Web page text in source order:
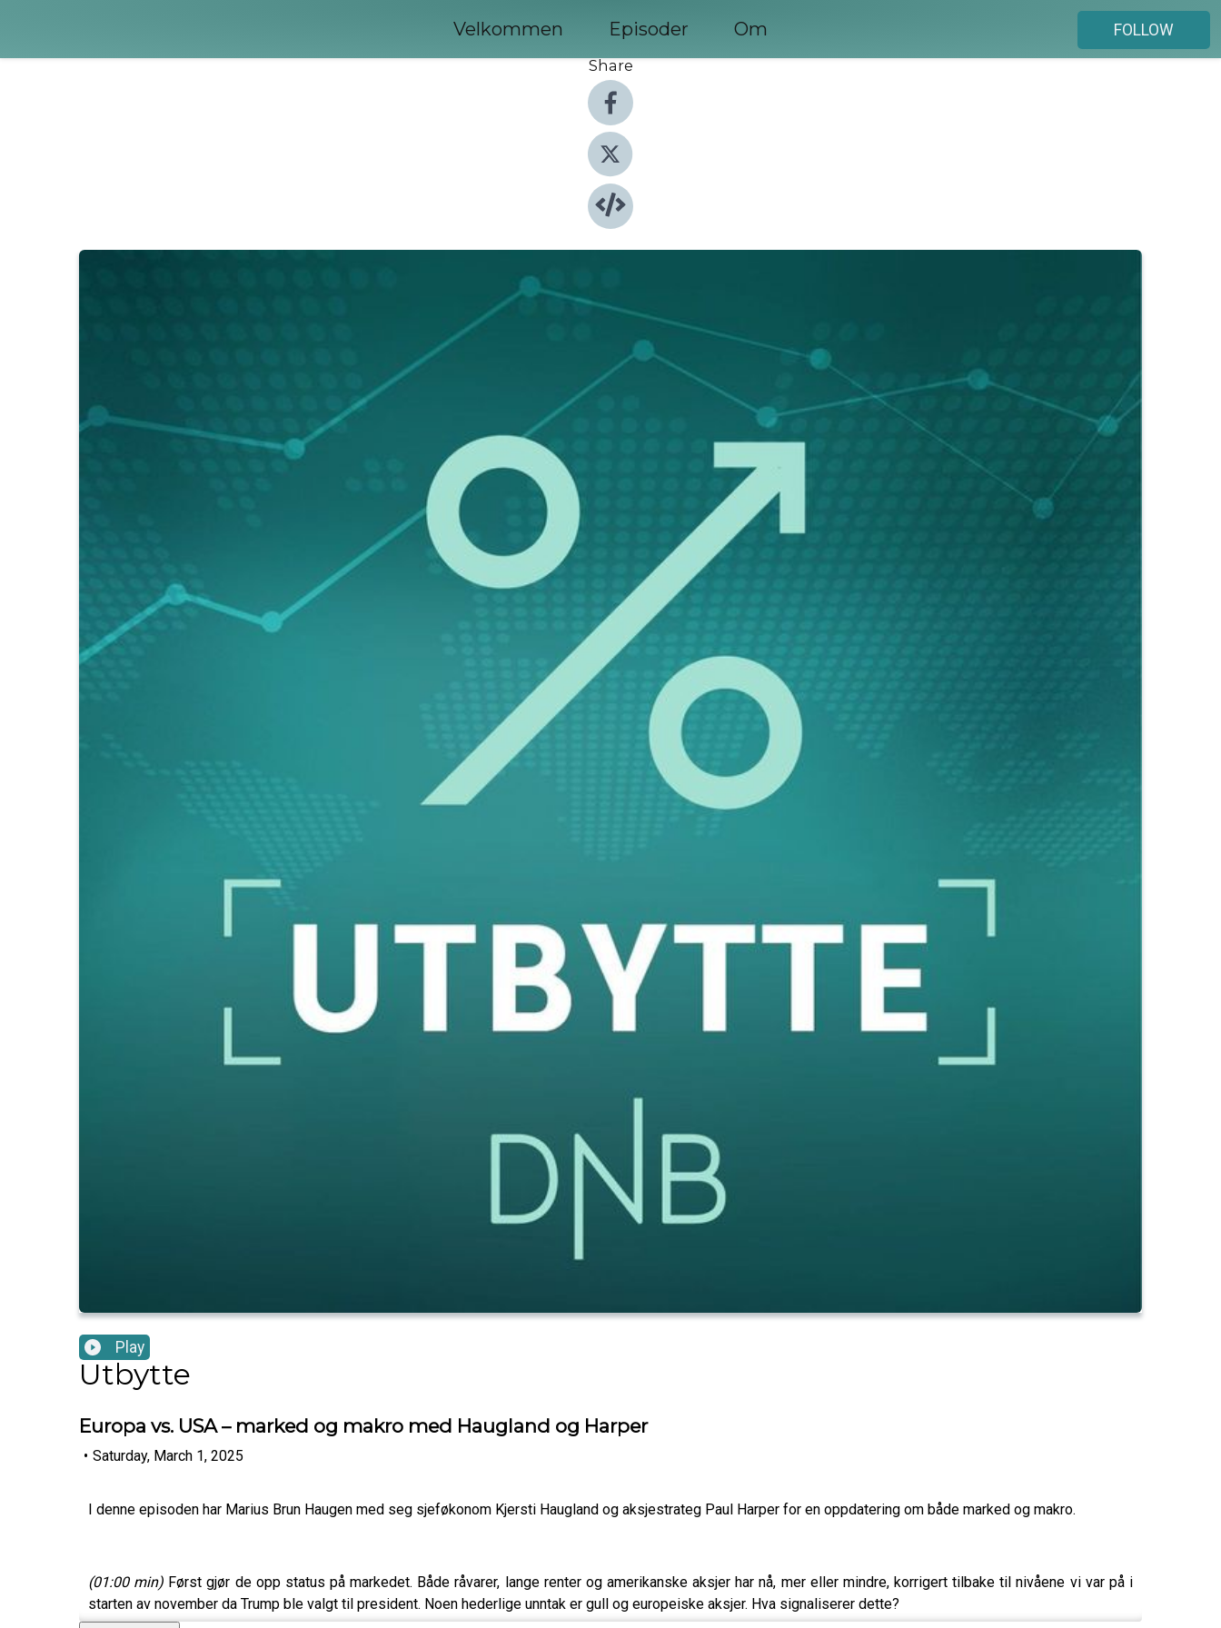
Velkommen Episoder Om
FOLLOW
Share
Play
Utbytte
Europa vs. USA – marked og makro med Haugland og Harper
• Saturday, March 1, 2025
I denne episoden har Marius Brun Haugen med seg sjeføkonom Kjersti Haugland og aksjestrateg Paul Harper for en oppdatering om både marked og makro.
(01:00 min) Først gjør de opp status på markedet. Både råvarer, lange renter og amerikanske aksjer har nå, mer eller mindre, korrigert tilbake til nivåene vi var på i
starten av november da Trump ble valgt til president. Noen hederlige unntak er gull og europeiske aksjer. Hva signaliserer dette?